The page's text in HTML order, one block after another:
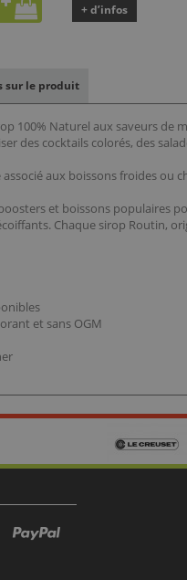
+ d’infos
sur le produit
100% Naturel aux saveurs
des cocktails colorés, des
aux boissons froides ou
et boissons populaires
Chaque sirop Routin,
et sans OGM